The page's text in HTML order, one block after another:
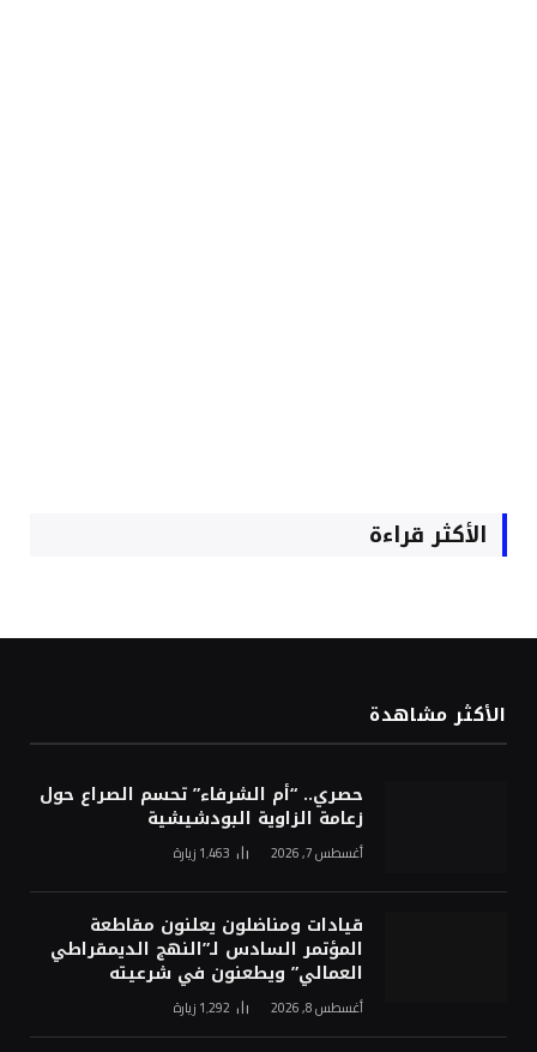
الأكثر قراءة
الأكثر مشاهدة
حصري.. “أم الشرفاء” تحسم الصراع حول
زعامة الزاوية البودشيشية
أغسطس 7, 2026 1٬463 زيارة
قيادات ومناضلون يعلنون مقاطعة
المؤتمر السادس لـ”النهج الديمقراطي
العمالي” ويطعنون في شرعيته
أغسطس 8, 2026 1٬292 زيارة